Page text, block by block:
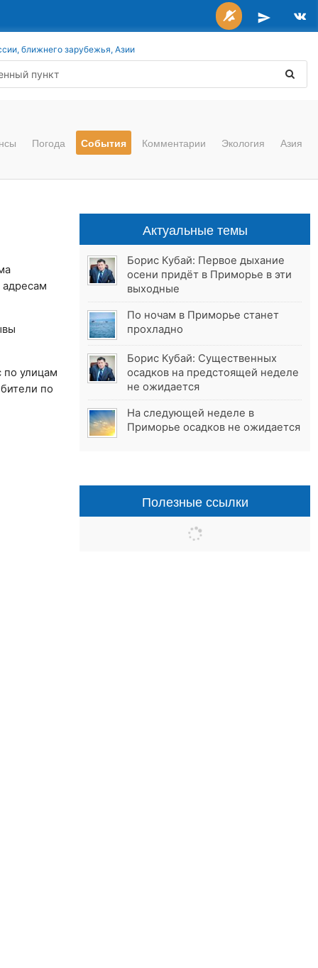
ближнего зарубежья, Азии
Погода События Комментарии Экология Азия
по улицам
по
Актуальные темы
Борис Кубай: Первое дыхание
осени придёт в Приморье в эти
выходные
По ночам в Приморье станет
прохладно
Борис Кубай: Существенных
осадков на предстоящей неделе
не ожидается
На следующей неделе в
Приморье осадков не ожидается
Полезные ссылки